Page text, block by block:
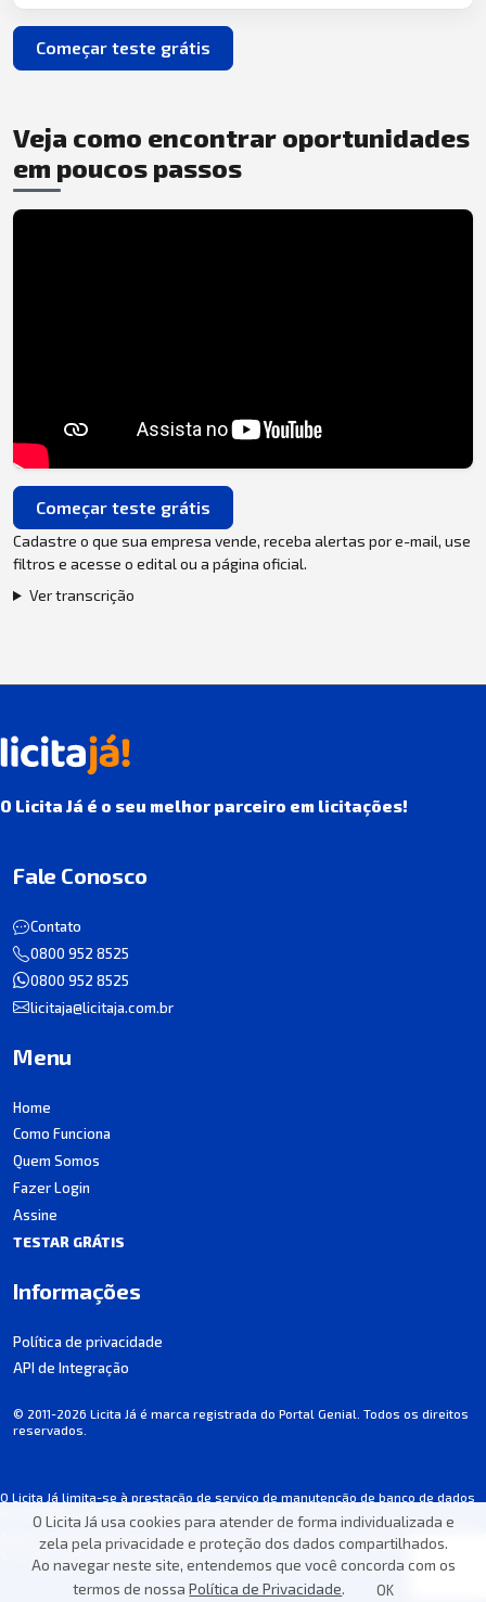
O Licita Já usa cookies para atender de forma individualizada e
zela pela privacidade e proteção dos dados compartilhados.
Ao navegar neste site, entendemos que você concorda com os
termos de nossaPolítica de Privacidade. OK
Começar teste grátis
Veja como encontrar oportunidades
em poucos passos
Começar teste grátis
Cadastre o que sua empresa vende, receba alertas por e-mail, use
filtros e acesse o edital ou a página oficial.
Ver transcrição
O Licita Já é o seu melhor parceiro em licitações!
O Licita Já limita-se à prestação de serviço de manutenção de banco de dados
de licitações, não participando dos processos.
Algumas informações podem apresentar incorreções involuntárias. Consulte
sempre o edital de cada licitação.
Fale Conosco
Contato
0800 952 8525
0800 952 8525
licitaja@licitaja.com.br
Menu
Home
Como Funciona
Quem Somos
Fazer Login
Assine
TESTAR GRÁTIS
Informações
Política de privacidade
API de Integração
© 2011-2026 Licita Já é marca registrada do Portal Genial. Todos os direitos
reservados.